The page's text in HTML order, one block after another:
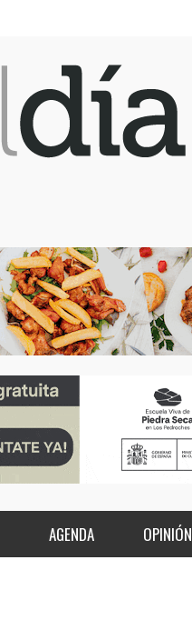
AGENDA OPINIÓN